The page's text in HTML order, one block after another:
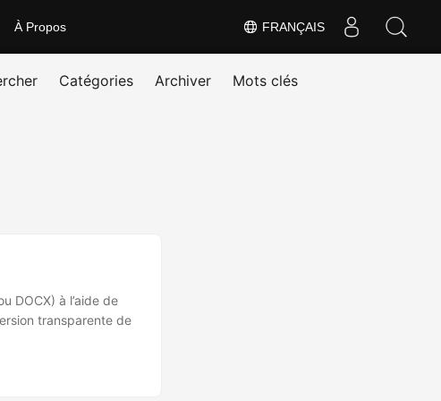
FRANÇAIS
À Propos
Catégories Archiver Mots clés
DOCX) à l’aide de
transparente de